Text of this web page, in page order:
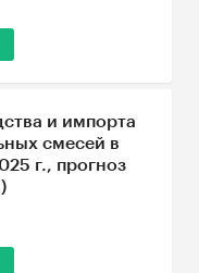
и импорта
смесей в
г., прогноз